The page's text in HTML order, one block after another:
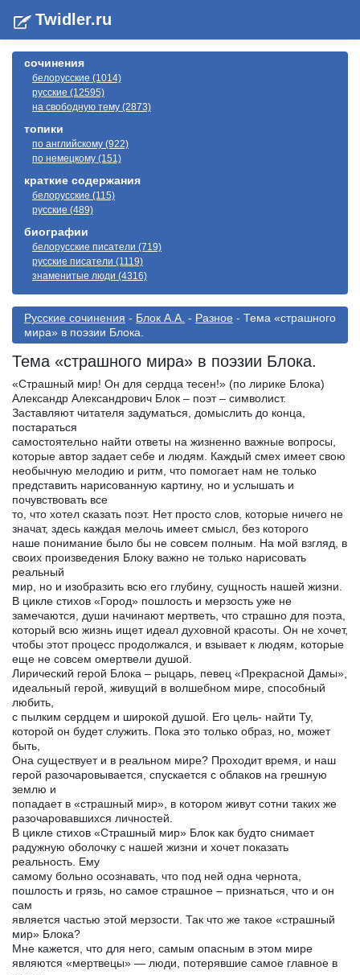
Twidler.ru
сочинения
белорусские (1014)
русские (12595)
на свободную тему (2873)
топики
по английскому (922)
по немецкому (151)
краткие содержания
белорусские (115)
русские (489)
биографии
белорусские писатели (719)
русские писатели (1119)
знаменитые люди (4316)
Русские сочинения - Блок А.А. - Разное - Тема «страшного
мира» в поэзии Блока.
Тема «страшного мира» в поэзии Блока.
«Страшный мир! Он для сердца тесен!» (по лирике Блока)
Александр Александрович Блок – поэт – символист.
Заставляют читателя задуматься, домыслить до конца,
постараться
самостоятельно найти ответы на жизненно важные вопросы,
которые автор задает себе и людям. Каждый смех имеет свою
необычную мелодию и ритм, что помогает нам не только
представить нарисованную картину, но и услышать и
почувствовать все
то, что хотел сказать поэт. Нет просто слов, которые ничего не
значат, здесь каждая мелочь имеет смысл, без которого
наше понимание было бы не совсем полным. На мой взгляд, в
своих произведения Блоку важно не только нарисовать
реальный
мир, но и изобразить всю его глубину, сущность нашей жизни.
В цикле стихов «Город» пошлость и мерзость уже не
замечаются, души начинают мертветь, что страшно для поэта,
который всю жизнь ищет идеал духовной красоты. Он не хочет,
чтобы этот процесс продолжался, и взывает к людям, которые
еще не совсем омертвели душой.
Лирический герой Блока – рыцарь, певец «Прекрасной Дамы»,
идеальный герой, живущий в волшебном мире, способный
любить,
с пылким сердцем и широкой душой. Его цель- найти Ту,
которой он будет служить. Пока это только образ, но, может
быть,
Она существует и в реальном мире? Проходит время, и наш
герой разочаровывается, спускается с облаков на грешную
землю и
попадает в «страшный мир», в котором живут сотни таких же
разочаровавшихся личностей.
В цикле стихов «Страшный мир» Блок как будто снимает
радужную оболочку с нашей жизни и хочет показать
реальность. Ему
самому больно осознавать, что под ней одна чернота,
пошлость и грязь, но самое страшное – признаться, что и он
сам
является частью этой мерзости. Так что же такое «страшный
мир» Блока?
Мне кажется, что для него, самым опасным в этом мире
являются «мертвецы» — люди, потерявшие самое главное в